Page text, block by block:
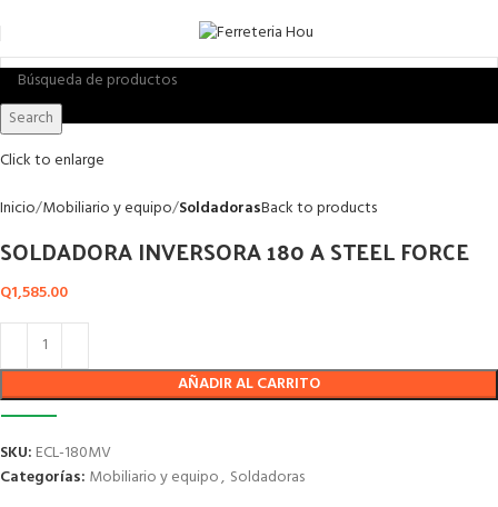
Search
Click to enlarge
Inicio Mobiliario y equipo SoldadorasBack to products
SOLDADORA INVERSORA 180 A STEEL FORCE
Q1,585.00
AÑADIR AL CARRITO
SKU: ECL-180MV
Categorías: Mobiliario y equipo, Soldadoras